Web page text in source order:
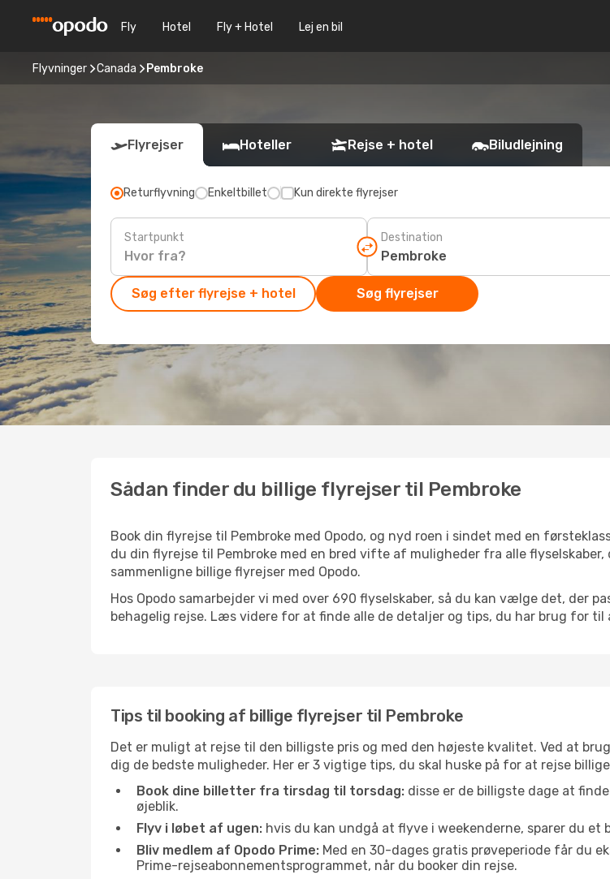
Fly Hotel Fly + Hotel Lej en bil
Flyvninger Canada Pembroke
Flyrejser Hoteller Rejse + hotel Biludlejning
Returflyvning Enkeltbillet Kun direkte flyrejser
Startpunkt Destination
Søg efter flyrejse + hotel Søg flyrejser
Sådan finder du billige flyrejser til Pembroke
Book din flyrejse til Pembroke med Opodo, og nyd roen i sindet med en
du din flyrejse til Pembroke med en bred vifte af muligheder fra alle
sammenligne billige flyrejser med Opodo.
Hos Opodo samarbejder vi med over 690 flyselskaber, så du kan vælge det, der
behagelig rejse. Læs videre for at finde alle de detaljer og tips, du har brug for til
Tips til booking af billige flyrejser til Pembroke
Det er muligt at rejse til den billigste pris og med den højeste kvalitet. Ved at
dig de bedste muligheder. Her er 3 vigtige tips, du skal huske på for at rejse
Book dine billetter fra tirsdag til torsdag: disse er de billigste dage at
øjeblik.
Flyv i løbet af ugen: hvis du kan undgå at flyve i weekenderne, sparer du
Bliv medlem af Opodo Prime: Med en 30-dages gratis prøveperiode får du
Prime-rejseabonnementsprogrammet, når du booker din rejse.